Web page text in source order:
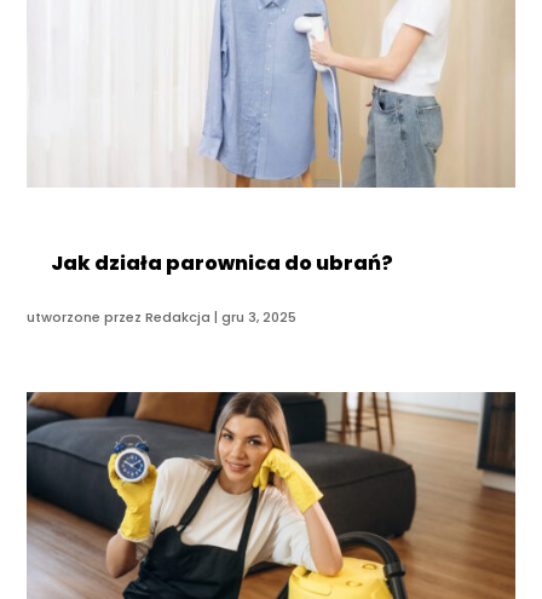
Jak działa parownica do ubrań?
utworzone przezRedakcja |gru 3, 2025